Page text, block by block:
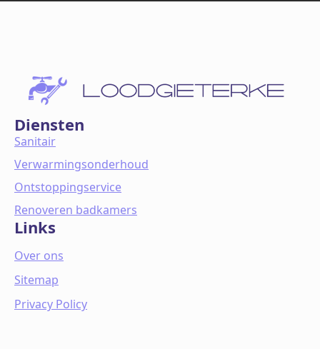
Diensten
Sanitair
Verwarmingsonderhoud
Ontstoppingservice
Renoveren badkamers
Links
Over ons
Sitemap
Privacy Policy